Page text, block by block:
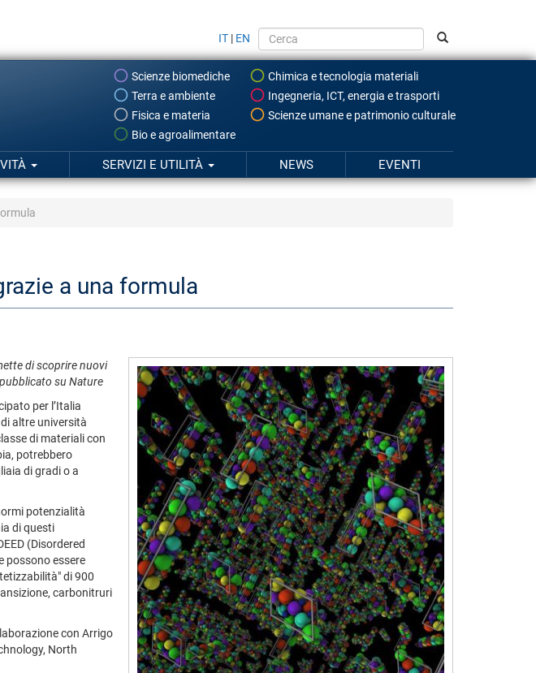
IT | EN
Scienze biomediche
Chimica e tecnologia materiali
Terra e ambiente
Ingegneria, ICT, energia e trasporti
Fisica e materia
Scienze umane e patrimonio culturale
Bio e agroalimentare
SERVIZI E UTILITÀ NEWS EVENTI
a una formula
di scoprire nuovi
su Nature
per l’Italia
altre università
di materiali con
potrebbero
di gradi o a
potenzialità
di questi
(Disordered
possono essere
di 900
carbonitruri
con Arrigo
North